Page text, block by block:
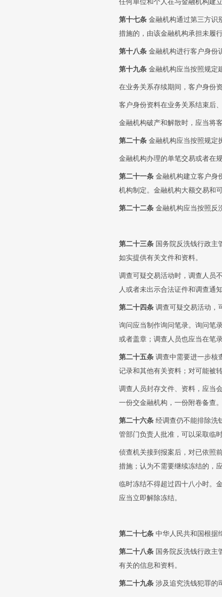
第十七条 金融机构通过第三方识
措施的，由该金融机构承担未履
第十八条 金融机构进行客户身份
第十九条 金融机构应当按照规定
在业务关系存续期间，客户身份
客户身份资料在业务关系结束后
金融机构破产和解散时，应当将
第二十条 金融机构应当按照规定
金融机构办理的单笔交易或者在
第二十一条 金融机构建立客户身
机构制定。金融机构大额交易和
第二十二条 金融机构应当按照反
第二十三条 国务院反洗钱行政主
如实提供有关文件和资料。
调查可疑交易活动时，调查人员
人或者未出示合法证件和调查通
第二十四条 调查可疑交易活动，
询问应当制作询问笔录。询问笔
或者盖章；调查人员也应当在笔
第二十五条 调查中需要进一步核
记录和其他有关资料；对可能被
调查人员封存文件、资料，应当
一份交金融机构，一份附卷备查
第二十六条 经调查仍不能排除洗
管部门负责人批准，可以采取临
侦查机关接到报案后，对已依照
措施；认为不需要继续冻结的，
临时冻结不得超过四十八小时。
应当立即解除冻结。
第二十七条 中华人民共和国根据
第二十八条 国务院反洗钱行政主
有关的信息和资料。
第二十九条 涉及追究洗钱犯罪的